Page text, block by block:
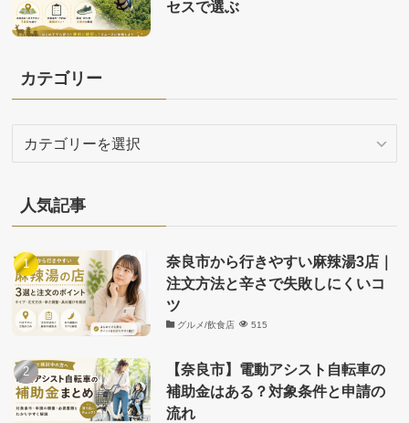
セスで選ぶ
カテゴリー
リ
ー
人気記事
奈良市から行きやすい麻辣湯3店｜
注文方法と辛さで失敗しにくいコ
ツ
グルメ/飲食店 515
【奈良市】電動アシスト自転車の
補助金はある？対象条件と申請の
流れ